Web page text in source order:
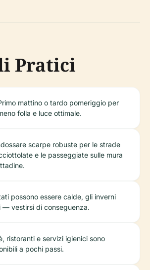
Pratici
mattino o tardo pomeriggio per
folla e luce ottimale.
scarpe robuste per le strade
e le passeggiate sulle mura
possono essere calde, gli inverni
— vestirsi di conseguenza.
ristoranti e servizi igienici sono
a pochi passi.